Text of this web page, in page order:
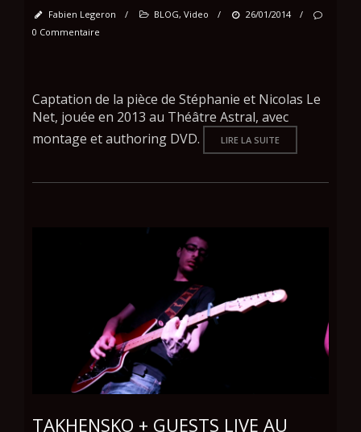
Fabien Legeron / BLOG, Video / 26/01/2014
/
0 Commentaire
Captation de la pièce de Stéphanie et Nicolas Le
Net, jouée en 2013 au Théâtre Astral, avec
montage et authoring DVD.
LIRE LA SUITE
TAKHENSKO + GUESTS LIVE AU